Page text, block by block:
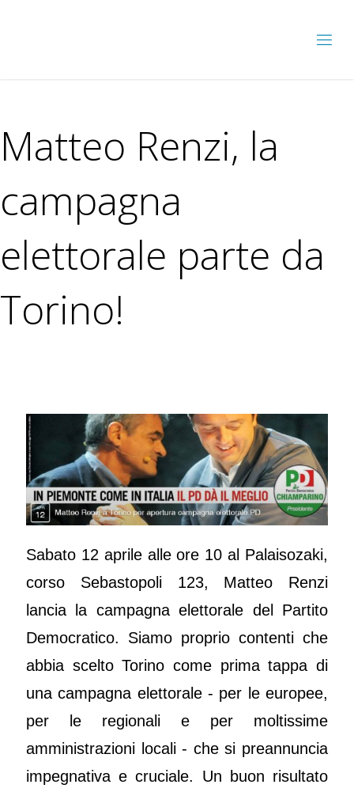
Matteo Renzi, la
campagna
elettorale parte da
Torino!
Sabato 12 aprile alle ore 10 al Palaisozaki,
corso Sebastopoli 123, Matteo Renzi
lancia la campagna elettorale del Partito
Democratico. Siamo proprio contenti che
abbia scelto Torino come prima tappa di
una campagna elettorale - per le europee,
per le regionali e per moltissime
amministrazioni locali - che si preannuncia
impegnativa e cruciale. Un buon risultato